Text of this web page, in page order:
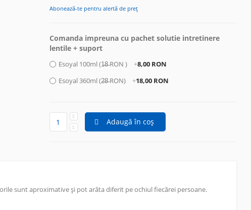
Abonează-te pentru alertă de preț
Comanda impreuna cu pachet solutie intretinere
lentile + suport
Esoyal 100ml (1̶8̶ RON ) +8,00 RON
Esoyal 360ml (2̶8̶ RON)
+18,00 RON
Adaugă în coș
sunt aproximative și pot arăta diferit pe ochiul fiecărei persoane.